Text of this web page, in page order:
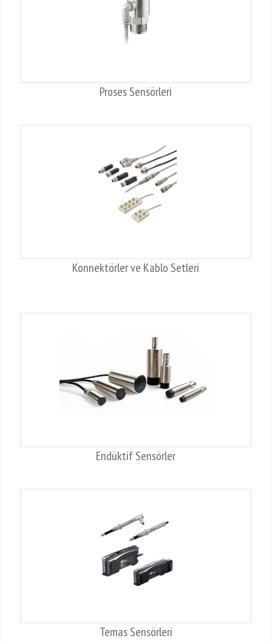
Proses Sensörleri
Konnektörler ve Kablo Setleri
Endüktif Sensörler
Temas Sensörleri